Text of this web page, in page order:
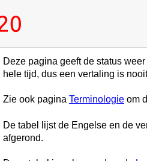
Deze pagina geeft de status
hele tijd, dus een vertaling is
Zie ook pagina Terminologie om
De tabel lijst de Engelse en de
afgerond.